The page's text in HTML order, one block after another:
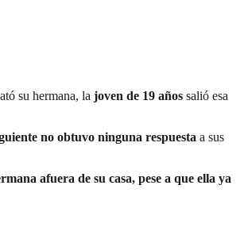
su hermana, la joven de 19 años salió esa
no obtuvo ninguna respuesta a sus
afuera de su casa, pese a que ella ya